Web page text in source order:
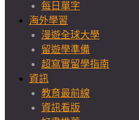
每日單字
海外學習
漫遊全球大學
留遊學準備
超寫實留學指南
資訊
教育最前線
資訊看版